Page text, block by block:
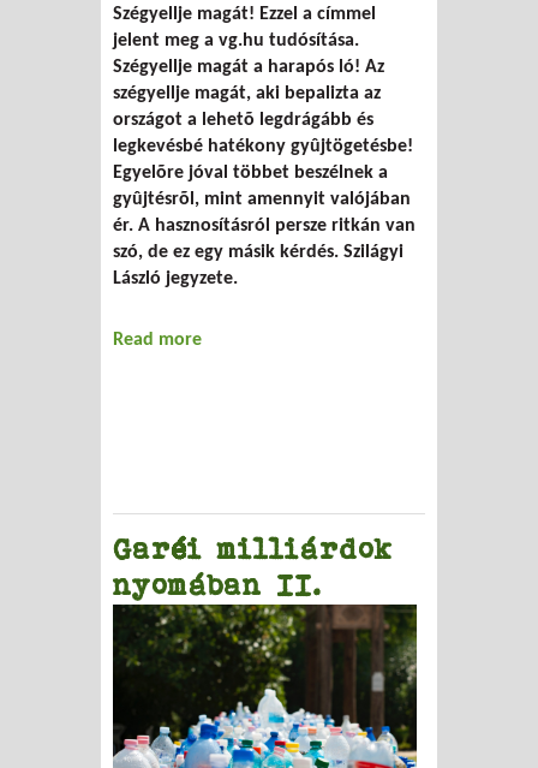
Szégyellje magát! Ezzel a címmel
jelent meg a vg.hu tudósítása.
Szégyellje magát a harapós ló! Az
szégyellje magát, aki bepalizta az
országot a lehetõ legdrágább és
legkevésbé hatékony gyûjtögetésbe!
Egyelõre jóval többet beszélnek a
gyûjtésrõl, mint amennyit valójában
ér. A hasznosításról persze ritkán van
szó, de ez egy másik kérdés. Szilágyi
László jegyzete.
Read more
Garéi milliárdok
nyomában II.